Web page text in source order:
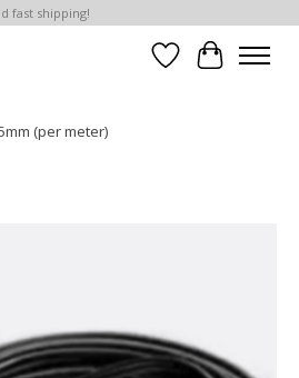
fast shipping!
Verlanglijst
(per meter)